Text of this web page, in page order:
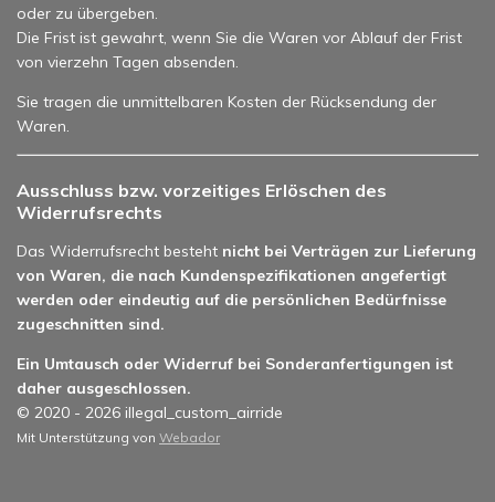
oder zu übergeben.
Die Frist ist gewahrt, wenn Sie die Waren vor Ablauf der Frist
von vierzehn Tagen absenden.
Sie tragen die unmittelbaren Kosten der Rücksendung der
Waren.
Ausschluss bzw. vorzeitiges Erlöschen des
Widerrufsrechts
Das Widerrufsrecht besteht nicht bei Verträgen zur Lieferung
von Waren, die nach Kundenspezifikationen angefertigt
werden oder eindeutig auf die persönlichen Bedürfnisse
zugeschnitten sind.
Ein Umtausch oder Widerruf bei Sonderanfertigungen ist
daher ausgeschlossen.
© 2020 - 2026 illegal_custom_airride
Mit Unterstützung von Webador